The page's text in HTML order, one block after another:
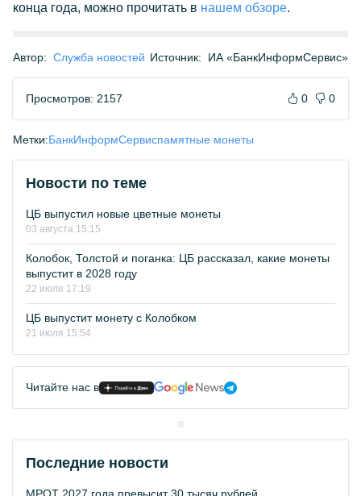
конца года, можно прочитать в нашем обзоре.
Автор: Служба новостей Источник: ИА «БанкИнформСервис»
Просмотров: 2157 0 0
Метки:БанкИнформСервиспамятные монеты
Новости по теме
ЦБ выпустил новые цветные монеты
03 августа 15:15
Колобок, Толстой и поганка: ЦБ рассказал, какие монеты
выпустит в 2028 году
22 июля 17:19
ЦБ выпустит монету с Колобком
21 июля 15:54
Читайте нас в
Последние новости